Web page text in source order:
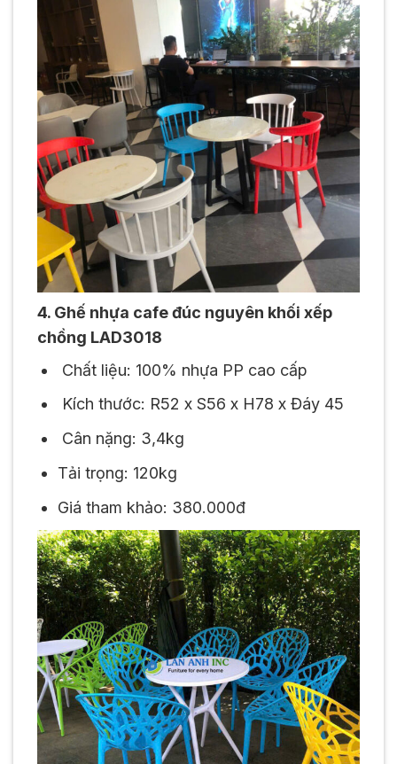
4. Ghế nhựa cafe đúc nguyên khối xếp
chồng LAD3018
Chất liệu: 100% nhựa PP cao cấp
Kích thước: R52 x S56 x H78 x Đáy 45
Cân nặng: 3,4kg
Tải trọng: 120kg
Giá tham khảo: 380.000đ